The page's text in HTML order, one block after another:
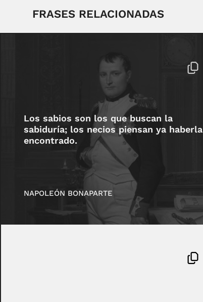
FRASES RELACIONADAS
Los sabios son los que buscan la
sabiduría; los necios piensan ya haberla
encontrado.
NAPOLEÓN BONAPARTE